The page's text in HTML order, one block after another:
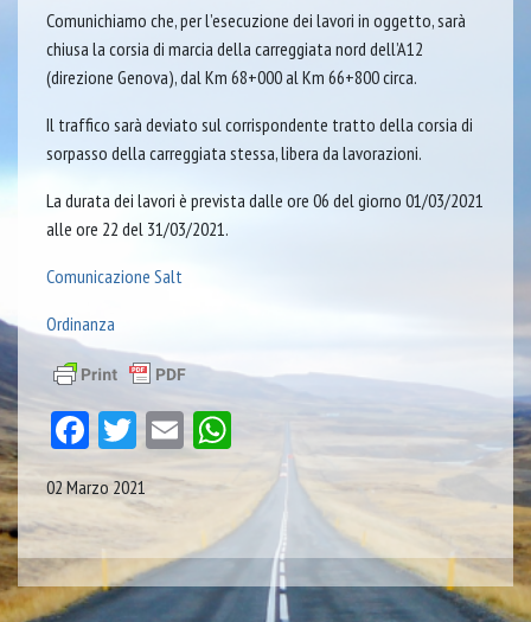
Comunichiamo che, per l’esecuzione dei lavori in oggetto, sarà
chiusa la corsia di marcia della carreggiata nord dell’A12
(direzione Genova), dal Km 68+000 al Km 66+800 circa.
Il traffico sarà deviato sul corrispondente tratto della corsia di
sorpasso della carreggiata stessa, libera da lavorazioni.
La durata dei lavori è prevista dalle ore 06 del giorno 01/03/2021
alle ore 22 del 31/03/2021.
Comunicazione Salt
Ordinanza
Facebook
Twitter
Email WhatsApp
02 Marzo 2021